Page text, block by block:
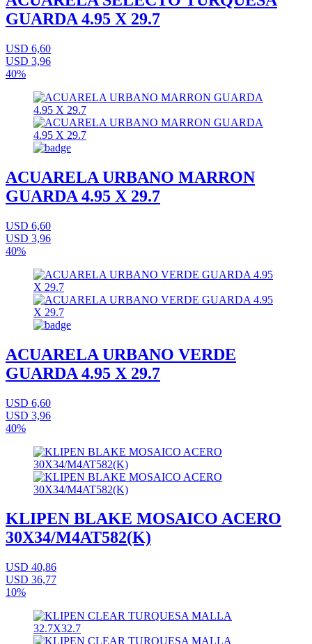
GUARDA 4.95 X 29.7
USD 6,60
USD 3,96
40%
ACUARELA URBANO MARRON
GUARDA 4.95 X 29.7
USD 6,60
USD 3,96
40%
ACUARELA URBANO VERDE
GUARDA 4.95 X 29.7
USD 6,60
USD 3,96
40%
KLIPEN BLAKE MOSAICO ACERO
30X34/M4AT582(K)
USD 40,86
USD 36,77
10%